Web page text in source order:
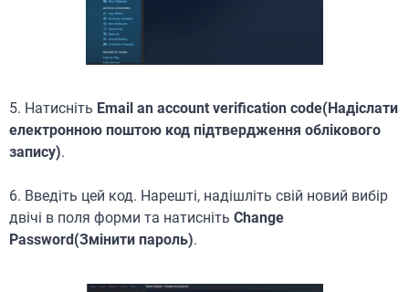
5. Натисніть Email an account verification code(Надіслати
електронною поштою код підтвердження облікового
запису).
6. Введіть цей код. Нарешті, надішліть свій новий вибір
двічі в поля форми та натисніть Change
Password(Змінити пароль).